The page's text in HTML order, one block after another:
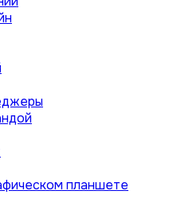
планшете